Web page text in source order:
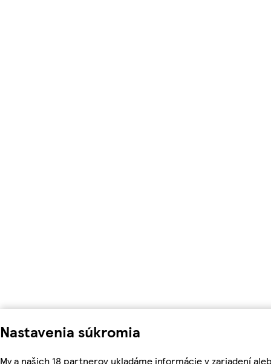
Nastavenia súkromia
My a našich 18 partnerov ukladáme informácie v zariadení